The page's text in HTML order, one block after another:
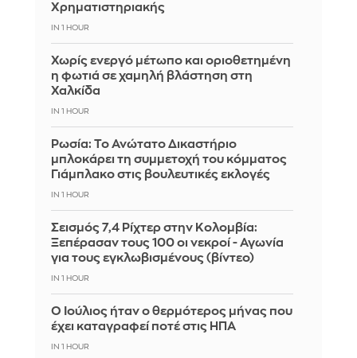
Χρηματιστηριακής
IN 1 HOUR
Χωρίς ενεργό μέτωπο και οριοθετημένη
η φωτιά σε χαμηλή βλάστηση στη
Χαλκίδα
IN 1 HOUR
Ρωσία: Το Ανώτατο Δικαστήριο
μπλοκάρει τη συμμετοχή του κόμματος
Γιάμπλακο στις βουλευτικές εκλογές
IN 1 HOUR
Σεισμός 7,4 Ρίχτερ στην Κολομβία:
Ξεπέρασαν τους 100 οι νεκροί - Αγωνία
για τους εγκλωβισμένους (βίντεο)
IN 1 HOUR
Ο Ιούλιος ήταν ο θερμότερος μήνας που
έχει καταγραφεί ποτέ στις ΗΠΑ
IN 1 HOUR